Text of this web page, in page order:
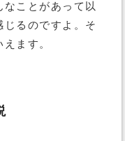
ことがあって以
るのですよ。そ
ます。